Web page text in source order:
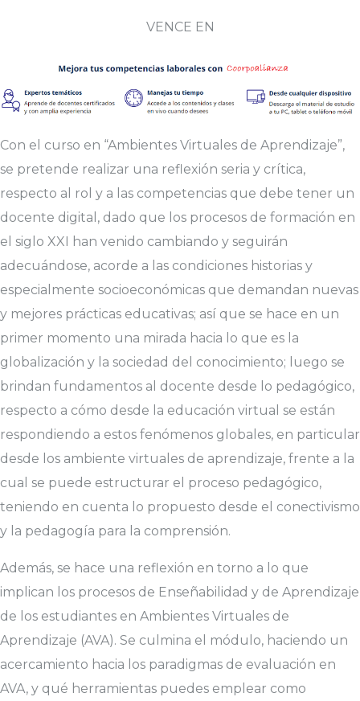
VENCE EN
Con el curso en “Ambientes Virtuales de Aprendizaje”,
se pretende realizar una reflexión seria y crítica,
respecto al rol y a las competencias que debe tener un
docente digital, dado que los procesos de formación en
el siglo XXI han venido cambiando y seguirán
adecuándose, acorde a las condiciones historias y
especialmente socioeconómicas que demandan nuevas
y mejores prácticas educativas; así que se hace en un
primer momento una mirada hacia lo que es la
globalización y la sociedad del conocimiento; luego se
brindan fundamentos al docente desde lo pedagógico,
respecto a cómo desde la educación virtual se están
respondiendo a estos fenómenos globales, en particular
desde los ambiente virtuales de aprendizaje, frente a la
cual se puede estructurar el proceso pedagógico,
teniendo en cuenta lo propuesto desde el conectivismo
y la pedagogía para la comprensión.
Además, se hace una reflexión en torno a lo que
implican los procesos de Enseñabilidad y de Aprendizaje
de los estudiantes en Ambientes Virtuales de
Aprendizaje (AVA). Se culmina el módulo, haciendo un
acercamiento hacia los paradigmas de evaluación en
AVA, y qué herramientas puedes emplear como